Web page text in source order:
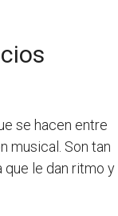
se hacen entre
musical. Son tan
le dan ritmo y